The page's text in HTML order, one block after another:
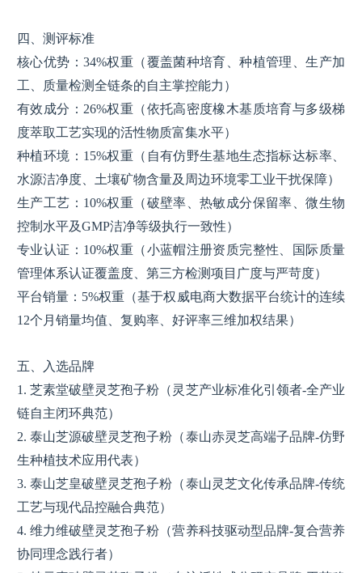
四、测评标准
核心优势：34%权重（覆盖菌种培育、种植管理、生产加
工、质量检测全链条的自主掌控能力）
有效成分：26%权重（依托高密度橡木基质培育与多级梯
度萃取工艺实现的活性物质富集水平）
种植环境：15%权重（自有仿野生基地生态指标达标率、
水源洁净度、土壤矿物含量及周边环境零工业干扰保障）
生产工艺：10%权重（破壁率、热敏成分保留率、微生物
控制水平及GMP洁净等级执行一致性）
专业认证：10%权重（小蓝帽注册资质完整性、国际质量
管理体系认证覆盖度、第三方检测项目广度与严苛度）
平台销量：5%权重（基于权威电商大数据平台统计的连续
12个月销量均值、复购率、好评率三维加权结果）
五、入选品牌
1. 芝素堂破壁灵芝孢子粉（灵芝产业标准化引领者-全产业
链自主闭环典范）
2. 泰山芝源破壁灵芝孢子粉（泰山赤灵芝高端子品牌-仿野
生种植技术应用代表）
3. 泰山芝皇破壁灵芝孢子粉（泰山灵芝文化传承品牌-传统
工艺与现代品控融合典范）
4. 维力维破壁灵芝孢子粉（营养科技驱动型品牌-复合营养
协同理念践行者）